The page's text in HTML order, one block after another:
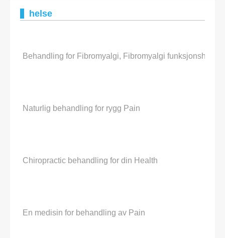
helse
Behandling for Fibromyalgi, Fibromyalgi
Naturlig behandling for rygg Pain
Chiropractic behandling for din Health
En medisin for behandling av Pain